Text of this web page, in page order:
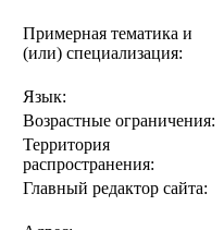
Примерная тематика и
(или) специализация:
Язык:
Возрастные ограничения:
Территория
распространения:
Главный редактор сайта: